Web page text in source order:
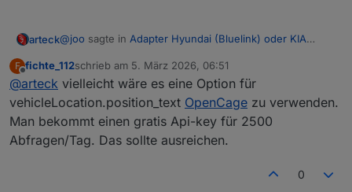
arteck@joo sagte in Adapter Hyundai (Bluelink) oder KIA
@PLCHome-0Hast du eine Idee, woran es liegen
kann, dass ich seit dem 24.02 keine Einträge von
vehicleLocation/position_text mehr sehe?
er nicht, ich schon.. :-)
openstreetmap liefert die daten nicht mehr.. habs auf
installier die GIT version dann gehts wieder
F
Offline
fichte_112schrieb am 5. März 2026, 06:51
zuletzt editiert von
@arteck vielleicht wäre es eine Option für
vehicleLocation.position_text OpenCage zu verwenden.
Man bekommt einen gratis Api-key für 2500
Abfragen/Tag. Das sollte ausreichen.
0